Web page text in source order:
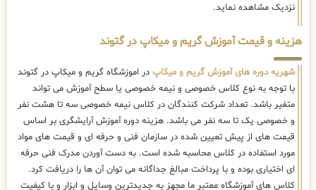
نزدیک مشاهده نماید.
هزینه و قیمت آموزش گریم و میکاپ در گتوند
شهریه دوره های آموزش گریم و میکاپ در اموزشگاه گریم و میکاپ در گتوند
با توجه به نوع کلاس خصوصی و نیمه خصوصی یا سطح آموزش می تواند
متغیر باشد. تعداد شرکت کنندگان در کلاس نیمه خصوصی سه تا هشت نفر
و خصوصی یک تا سه نفر می باشد. هزینه دوره آموزش آرایشگری بر اساس
قیمت های از پیش تعیین شده در سازمان فنی و حرفه ای و قیمت های مواد
مورد استفاده در کلاس محاسبه شده است. به دست آوردن مدرک فنی حرفه
ای اختیاری بوده و با پرداخت مبالغ جداگانه می توان آن ها را دریافت کرد.
کلاس های آموزشگاه معتبر ما مجهز به جدیدترین وسایل و ابزار و با کیفیت